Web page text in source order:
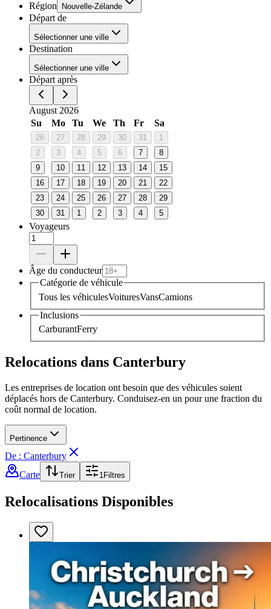
Région Nouvelle-Zélande
Départ de
Sélectionner une ville
Destination
Sélectionner une ville
Départ après
August 2026
Su
Mo Tu We Th Fr Sa
26 27 28 29 30 31
1
2
3 4 5 6 7
8
9
10 11 12 13 14
15
16
17 18 19 20 21
22
23
24 25 26 27 28
29
30
31 1 2 3 4 5
Voyageurs
Âge du conducteur
Catégorie de véhicule
Tous les véhiculesVoituresVansCamions
Inclusions
CarburantFerry
Relocations dans Canterbury
Les entreprises de location ont besoin que des véhicules soient
déplacés hors de Canterbury. Conduisez-en un pour une fraction du
coût normal de location.
Pertinence
De : Canterbury
Carte
Trier 1Filtres
Relocalisations Disponibles